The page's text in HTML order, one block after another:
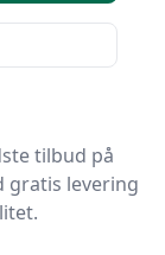
arbejdet for
på
tilbud på
gratis levering